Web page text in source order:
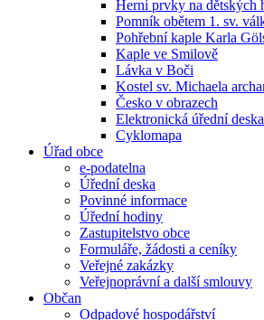
Herní prvky na dětských
Pomník obětem 1. sv.
Pohřební kaple Karla
Kaple ve Smilově
Lávka v Boči
Kostel sv. Michaela
Česko v obrazech
Elektronická úřední deska
Cyklomapa
Úřad obce
e-podatelna
Úřední deska
Povinné informace
Úřední hodiny
Zastupitelstvo obce
Formuláře, žádosti a ceníky
Veřejné zakázky
Veřejnoprávní a další smlouvy
Občan
Odpadové hospodářství